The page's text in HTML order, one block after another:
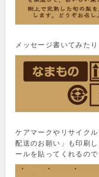
メッセージ書いてみたり
ケアマークやリサイク
配送のお願い」も印刷
ールを貼ってくれるの